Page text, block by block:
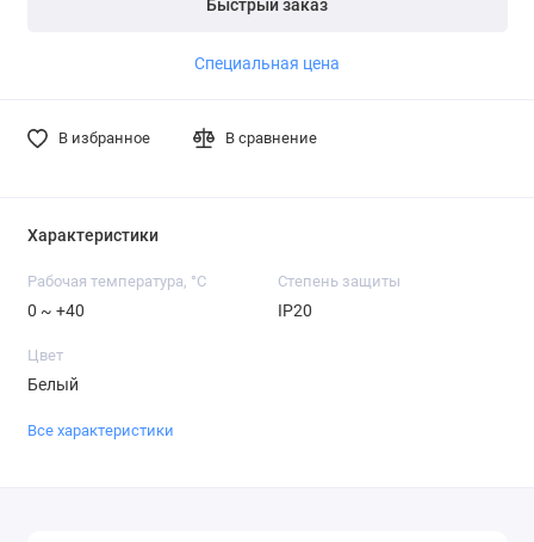
Быстрый заказ
Специальная цена
В избранное В сравнение
Характеристики
Рабочая температура, °C
0 ~ +40
Степень защиты
IP20
Цвет
Белый
Все характеристики